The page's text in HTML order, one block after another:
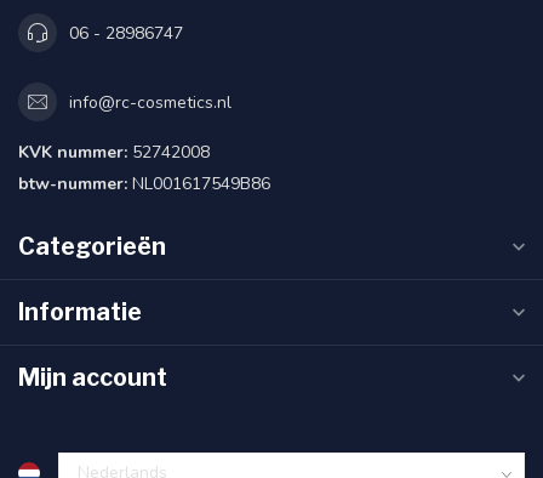
06 - 28986747
info@rc-cosmetics.nl
KVK nummer: 52742008
btw-nummer: NL001617549B86
Categorieën
Informatie
Mijn account